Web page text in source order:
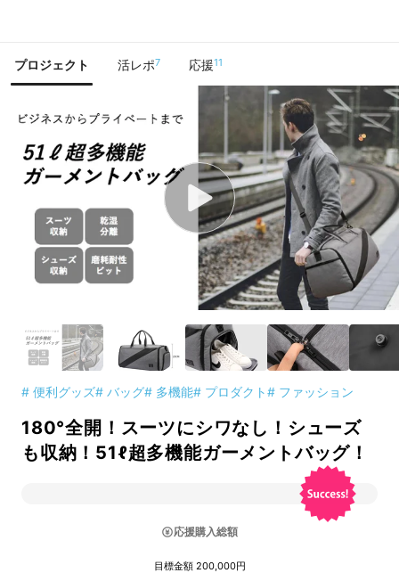
プロジェクト 活レポ7 応援11
# 便利グッズ# バッグ# 多機能# プロダクト# ファッション
180°全開！スーツにシワなし！シューズ
も収納！51ℓ超多機能ガーメントバッグ！
応援購入総額
目標金額 200,000円